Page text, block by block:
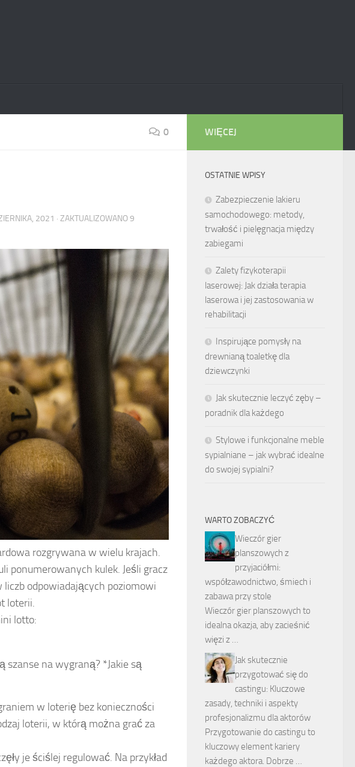
0
2021 · ZAKTUALIZOWANO9
rozgrywana w wielu krajach.
ponumerowanych kulek. Jeśli gracz
liczb odpowiadających poziomowi
loterii.
lotto:
szanse na wygraną? *Jakie są
w loterię bez konieczności
loterii, w którą można grać za
je ściślej regulować. Na przykład
WIĘCEJ
OSTATNIE WPISY
Zabezpieczenie lakieru
samochodowego: metody,
trwałość i pielęgnacja między
zabiegami
Zalety fizykoterapii
laserowej: Jak działa terapia
laserowa i jej zastosowania w
rehabilitacji
Inspirujące pomysły na
drewnianą toaletkę dla
dziewczynki
Jak skutecznie leczyć zęby –
poradnik dla każdego
Stylowe i funkcjonalne meble
sypialniane – jak wybrać idealne
do swojej sypialni?
WARTO ZOBACZYĆ
Wieczór gier
planszowych z
przyjaciółmi:
współzawodnictwo, śmiech i
zabawa przy stole
Wieczór gier planszowych to
idealna okazja, aby zacieśnić
więzi z …
Jak skutecznie
przygotować się do
castingu: Kluczowe
zasady, techniki i aspekty
profesjonalizmu dla aktorów
Przygotowanie do castingu to
kluczowy element kariery
każdego aktora. Dobrze …